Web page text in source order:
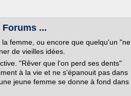
...
femme, ou encore que quelqu'un "ne
de vieilles idées.
"Rêver que l'on perd ses dents"
à la vie et ne s'épanouit pas dans
jeune femme se donne à fond dans